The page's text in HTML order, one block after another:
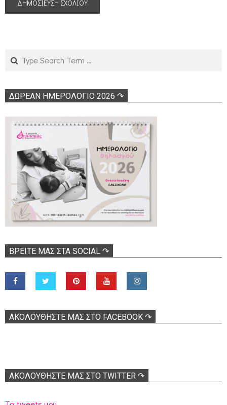
ΔΩΡΕΑΝ ΗΜΕΡΟΛΟΓΙΟ 2026 ↷
ΒΡΕΊΤΕ ΜΑΣ ΣΤΑ SOCIAL ↷
ΑΚΟΛOΥΘΉΣΤΕ ΜΑΣ ΣΤΟ FACEBOOK ↷
ΑΚΟΛΟΥΘΉΣΤΕ ΜΑΣ ΣΤΟ TWITTER ↷